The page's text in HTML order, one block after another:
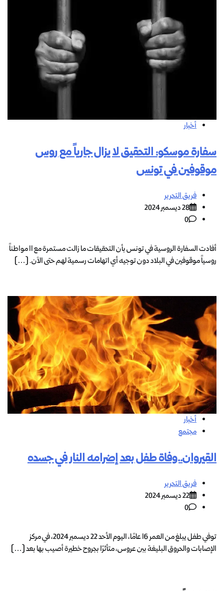
أخبار
سفارة موسكو: التحقيق لا يزال جارياً مع روس
موقوفين في تونس
فريق التحرير
28 ديسمبر 2024
0
أفادت السفارة الروسية في تونس بأن التحقيقات ما زالت مستمرة مع 11 مواطناً
روسياً موقوفين في البلاد دون توجيه أي اتهامات رسمية لهم حتى الآن. […]
أخبار
مجتمع
القيروان..وفاة طفل بعد إضرامه النار في جسده
فريق التحرير
22 ديسمبر 2024
0
توفي طفل يبلغ من العمر 16 عامًا، اليوم الأحد 22 ديسمبر 2024، في مركز
الإصابات والحروق البليغة ببن عروس، متأثرًا بجروح خطيرة أصيب بها بعد […]